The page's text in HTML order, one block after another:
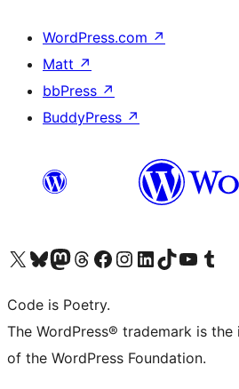
WordPress.com ↗
Matt ↗
bbPress ↗
BuddyPress ↗
Visita il nostro account X (ex Twitter)
Visita il nostro account Bluesky
Visita il nostro account Mastodon
Visita il nostro account Threads
Visita la nostra pagina Facebook
Visita il nostro account Instagram
Visita il nostro account LinkedIn
Visita il nostro account TikTok
Visita il nostro canale
Visita il nostro
Code is Poetry.
The WordPress® trademark is
of the WordPress Foundation.